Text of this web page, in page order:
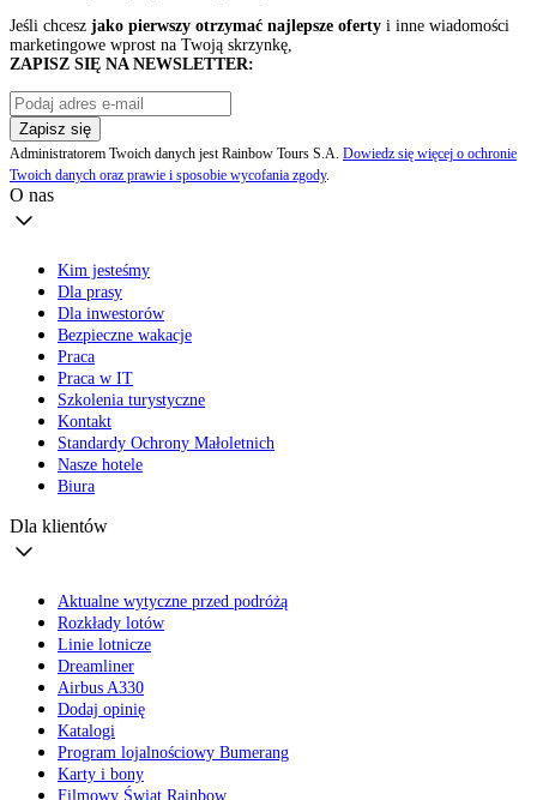
Jeśli chcesz jako pierwszy otrzymać najlepsze oferty i inne wiadomości
marketingowe wprost na Twoją skrzynkę,
ZAPISZ SIĘ NA NEWSLETTER:
Zapisz się
Administratorem Twoich danych jest Rainbow Tours S.A. Dowiedz się więcej o ochronie
Twoich danych oraz prawie i sposobie wycofania zgody.
O nas
Kim jesteśmy
Dla prasy
Dla inwestorów
Bezpieczne wakacje
Praca
Praca w IT
Szkolenia turystyczne
Kontakt
Standardy Ochrony Małoletnich
Nasze hotele
Biura
Dla klientów
Aktualne wytyczne przed podróżą
Rozkłady lotów
Linie lotnicze
Dreamliner
Airbus A330
Dodaj opinię
Katalogi
Program lojalnościowy Bumerang
Karty i bony
Filmowy Świat Rainbow